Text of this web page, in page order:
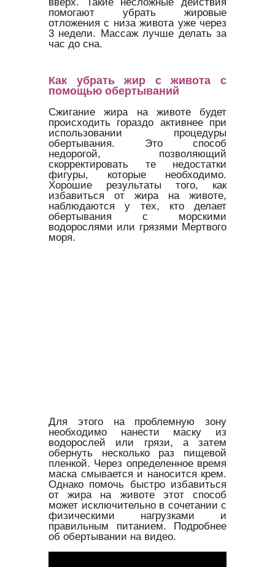
помогают убрать жировые
отложения с низа живота уже через
3 недели. Массаж лучше делать за
час до сна.
Как убрать жир с живота с
помощью обертываний
Сжигание жира на животе будет
происходить гораздо активнее при
использовании процедуры
обертывания. Это способ
недорогой, позволяющий
скорректировать те недостатки
фигуры, которые необходимо.
Хорошие результаты того, как
избавиться от жира на животе,
наблюдаются у тех, кто делает
обертывания с морскими
водорослями или грязями Мертвого
моря.
Для этого на проблемную зону
необходимо нанести маску из
водорослей или грязи, а затем
обернуть несколько раз пищевой
пленкой. Через определенное время
маска смывается и наносится крем.
Однако помочь быстро избавиться
от жира на животе этот способ
может исключительно в сочетании с
физическими нагрузками и
правильным питанием. Подробнее
об обертывании на видео.